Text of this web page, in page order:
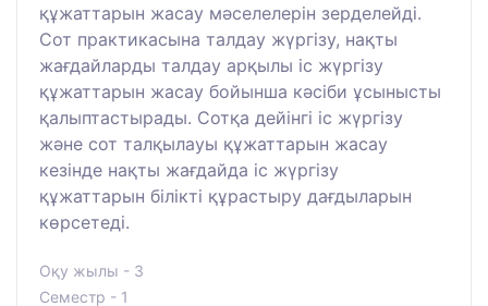
құжаттарын жасау мәселелерін зерделейді.
Сот практикасына талдау жүргізу, нақты
жағдайларды талдау арқылы іс жүргізу
құжаттарын жасау бойынша кәсіби ұсынысты
қалыптастырады. Сотқа дейінгі іс жүргізу
және сот талқылауы құжаттарын жасау
кезінде нақты жағдайда іс жүргізу
құжаттарын білікті құрастыру дағдыларын
көрсетеді.
Оқу жылы - 3
Семестр - 1